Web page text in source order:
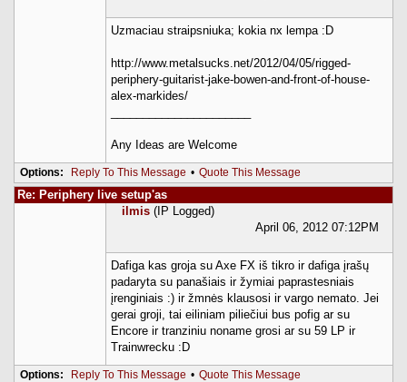
Uzmaciau straipsniuka; kokia nx lempa :D
http://www.metalsucks.net/2012/04/05/rigged-
periphery-guitarist-jake-bowen-and-front-of-house-
alex-markides/
Any Ideas are Welcome
Options: Reply To This Message • Quote This Message
Re: Periphery live setup'as
ilmis (IP Logged)
April 06, 2012 07:12PM
Dafiga kas groja su Axe FX iš tikro ir dafiga įrašų
padaryta su panašiais ir žymiai paprastesniais
įrenginiais :) ir žmnės klausosi ir vargo nemato. Jei
gerai groji, tai eiliniam piliečiui bus pofig ar su
Encore ir tranziniu noname grosi ar su 59 LP ir
Trainwrecku :D
Options: Reply To This Message • Quote This Message